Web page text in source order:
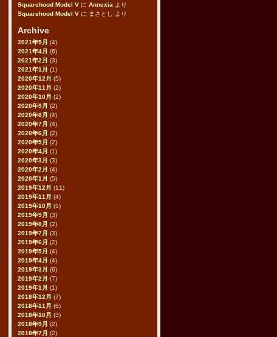
Squarehood Model V に Annexia より
Squarehood Model V に まさとし より
Archive
2021年5月 (4)
2021年4月 (6)
2021年2月 (3)
2021年1月 (1)
2020年12月 (5)
2020年11月 (2)
2020年10月 (2)
2020年9月 (2)
2020年8月 (4)
2020年7月 (4)
2020年6月 (2)
2020年5月 (2)
2020年4月 (1)
2020年3月 (3)
2020年2月 (4)
2020年1月 (5)
2019年12月 (11)
2019年11月 (4)
2019年10月 (5)
2019年9月 (3)
2019年8月 (2)
2019年7月 (3)
2019年6月 (2)
2019年5月 (4)
2019年4月 (4)
2019年3月 (6)
2019年2月 (7)
2019年1月 (1)
2018年12月 (7)
2018年11月 (6)
2018年10月 (3)
2018年9月 (2)
2018年7月 (2)